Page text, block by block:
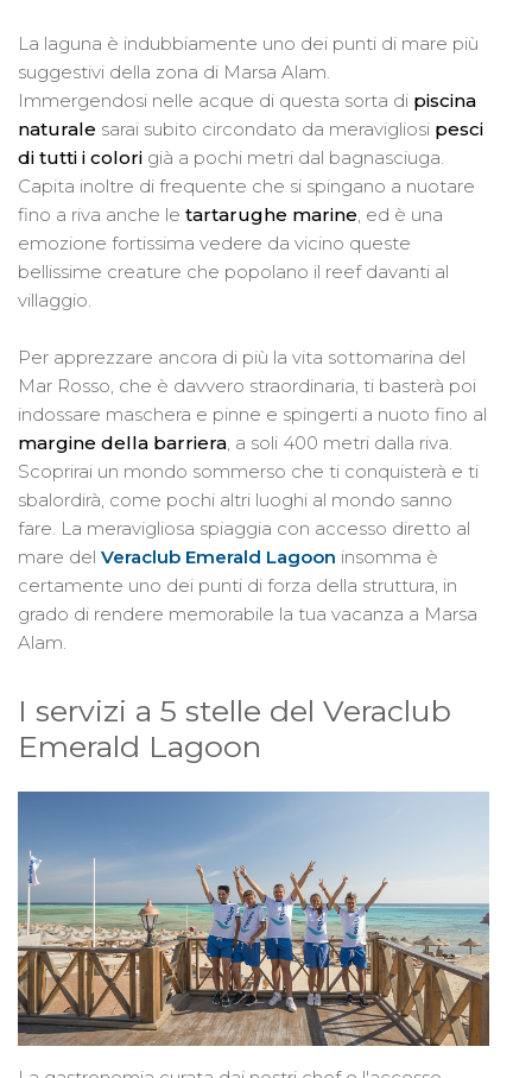
La laguna è indubbiamente uno dei punti di mare più
suggestivi della zona di Marsa Alam.
Immergendosi nelle acque di questa sorta di piscina
naturale sarai subito circondato da meravigliosi pesci
di tutti i colori già a pochi metri dal bagnasciuga.
Capita inoltre di frequente che si spingano a nuotare
fino a riva anche le tartarughe marine, ed è una
emozione fortissima vedere da vicino queste
bellissime creature che popolano il reef davanti al
villaggio.
Per apprezzare ancora di più la vita sottomarina del
Mar Rosso, che è davvero straordinaria, ti basterà poi
indossare maschera e pinne e spingerti a nuoto fino al
margine della barriera, a soli 400 metri dalla riva.
Scoprirai un mondo sommerso che ti conquisterà e ti
sbalordirà, come pochi altri luoghi al mondo sanno
fare. La meravigliosa spiaggia con accesso diretto al
mare del Veraclub Emerald Lagoon insomma è
certamente uno dei punti di forza della struttura, in
grado di rendere memorabile la tua vacanza a Marsa
Alam.
I servizi a 5 stelle del Veraclub
Emerald Lagoon